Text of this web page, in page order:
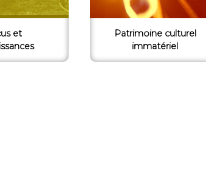
et
Patrimoine culturel
immatériel